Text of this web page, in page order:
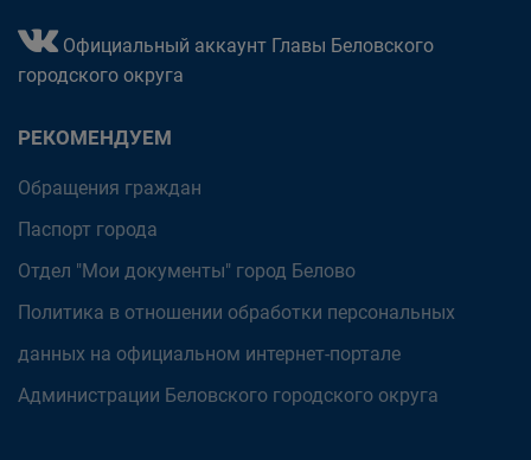
Официальный аккаунт Главы Беловского
городского округа
РЕКОМЕНДУЕМ
Обращения граждан
Паспорт города
Отдел "Мои документы" город Белово
Политика в отношении обработки персональных
данных на официальном интернет-портале
Администрации Беловского городского округа